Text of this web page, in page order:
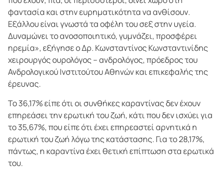
φαντασία και στην ευρηματικότητα να ανθίσουν.
Εξάλλου είναι γνωστά τα οφέλη του σεξ στην υγεία.
Δυναμώνει το ανοσοποιητικό, γυμνάζει, προσφέρει
ηρεμία», εξήγησε ο Δρ. Κωνσταντίνος Κωνσταντινίδης
χειρουργός ουρολόγος – ανδρολόγος, πρόεδρος του
Ανδρολογικού Ινστιτούτου Αθηνών και επικεφαλής της
έρευνας.
Το 36,17% είπε ότι οι συνθήκες καραντίνας δεν έχουν
επηρεάσει την ερωτική του ζωή, κάτι που δεν ισχύει για
το 35,67%, που είπε ότι έχει επηρεαστεί αρνητικά η
ερωτική του ζωή λόγω της κατάστασης. Για το 28,17%,
πάντως, η καραντίνα έχει θετική επίπτωση στα ερωτικά
του.